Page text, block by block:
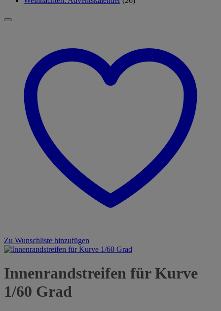
Zu Wunschliste hinzufügen
Innenrandstreifen für Kurve
1/60 Grad